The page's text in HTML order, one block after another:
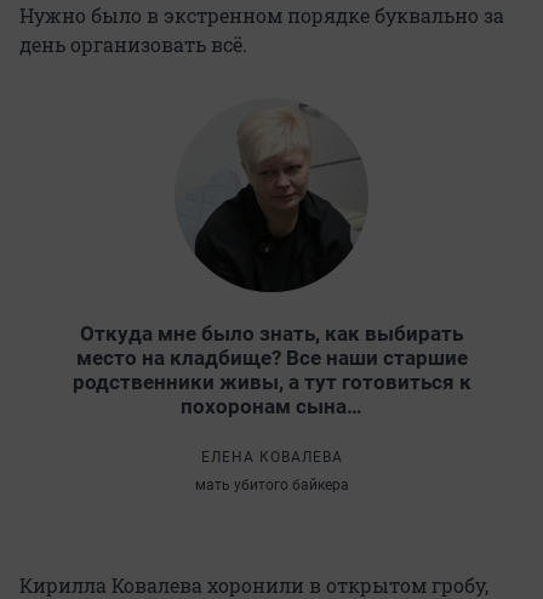
Нужно было в экстренном порядке буквально за
день организовать всё.
Откуда мне было знать, как выбирать
место на кладбище? Все наши старшие
родственники живы, а тут готовиться к
похоронам сына…
ЕЛЕНА КОВАЛЕВА
мать убитого байкера
Кирилла Ковалева хоронили в открытом гробу,